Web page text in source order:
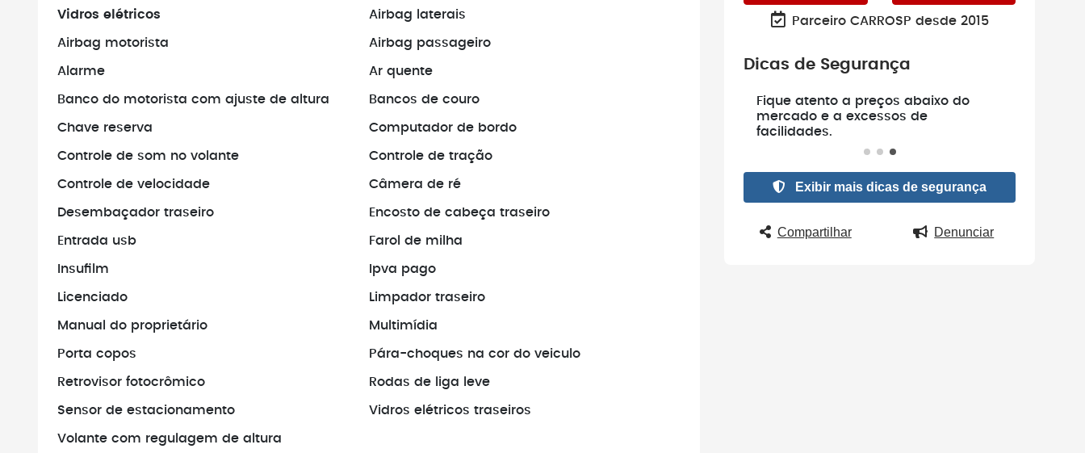
Vidros elétricos Airbag laterais
Airbag motorista Airbag passageiro
Alarme Ar quente
Banco do motorista com ajuste de altura Bancos de couro
Chave reserva Computador de bordo
Controle de som no volante Controle de tração
Controle de velocidade Câmera de ré
Desembaçador traseiro Encosto de cabeça traseiro
Entrada usb Farol de milha
Insufilm Ipva pago
Licenciado Limpador traseiro
Manual do proprietário Multimídia
Porta copos Pára-choques na cor do veiculo
Retrovisor fotocrômico Rodas de liga leve
Sensor de estacionamento Vidros elétricos traseiros
Volante com regulagem de altura
Parceiro CARROSP desde 2015
Dicas de Segurança
Antes de fechar negócio, sempre
Fique atento a preços abaixo do
mercado e a excessos de
facilidades.
Não faça
Exibir mais dicas de segurança
Compartilhar Denunciar